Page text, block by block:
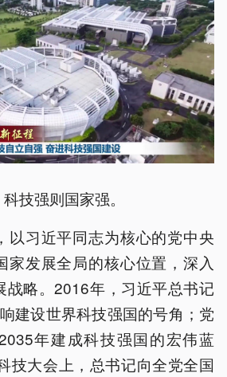
技强则国家强。
以习近平同志为核心的党中央
家发展全局的核心位置，深入
战略。2016年，习近平总书记
建设世界科技强国的号角；党
年建成科技强国的宏伟蓝
技大会上，总书记向全党全国